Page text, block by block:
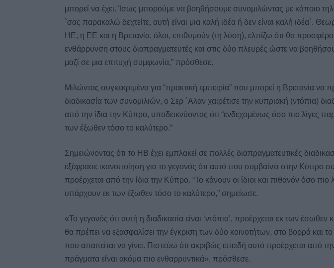
μπορεί να έχει. Ίσως μπορούμε να βοηθήσουμε συνομιλώντας με κάποιο
`σας παρακαλώ δεχτείτε, αυτή είναι μια καλή ιδέα ή δεν είναι καλή ιδέα`.
ΗΕ, η ΕΕ και η Βρετανία, όλοι, επιθυμούν (τη λύση), ελπίζω ότι θα
ενθάρρυνση στους διαπραγματευτές και στις δύο πλευρές ώστε να
μαζί σε μια επιτυχή συμφωνία,” πρόσθεσε.
Μιλώντας συγκεκριμένα για “πρακτική εμπειρία” που μπορεί η Βρετανία να
διαδικασία των συνομιλιών, ο Σερ `Αλαν χαιρέτισε την κυπριακή (ντόπια)
από την ίδια την Κύπρο, υποδεικνύοντας ότι “ενδεχομένως όσο πιο λίγες
των έξωθεν τόσο το καλύτερο.”
Σημειώνοντας ότι το ΗΒ έχει εμπλακεί σε πολλές διαπραγματευτικές
εξέφρασε ικανοποίηση για το γεγονός ότι αυτό που συμβαίνει στην Κύπρο
προέρχεται από την ίδια την Κύπρο. “Το κάνουν οι ίδιοι και πιθανόν όσο πιο
υπάρχουν εκ των έξωθεν τόσο το καλύτερο,” σημείωσε.
«Το γεγονός ότι αυτή η διαδικασία είναι ‘ντόπια’, προέρχεται εκ των έσωθεν
θα πρέπει να εξασφαλίσει την έγκριση των δύο κοινοτήτων, στο βορρά και το
που απαιτείται να γίνει. Πιστεύω ότι ακριβώς επειδή αυτό προέρχεται από
πράγματα είναι ακόμα πιο ενθαρρυντικά», πρόσθεσε.